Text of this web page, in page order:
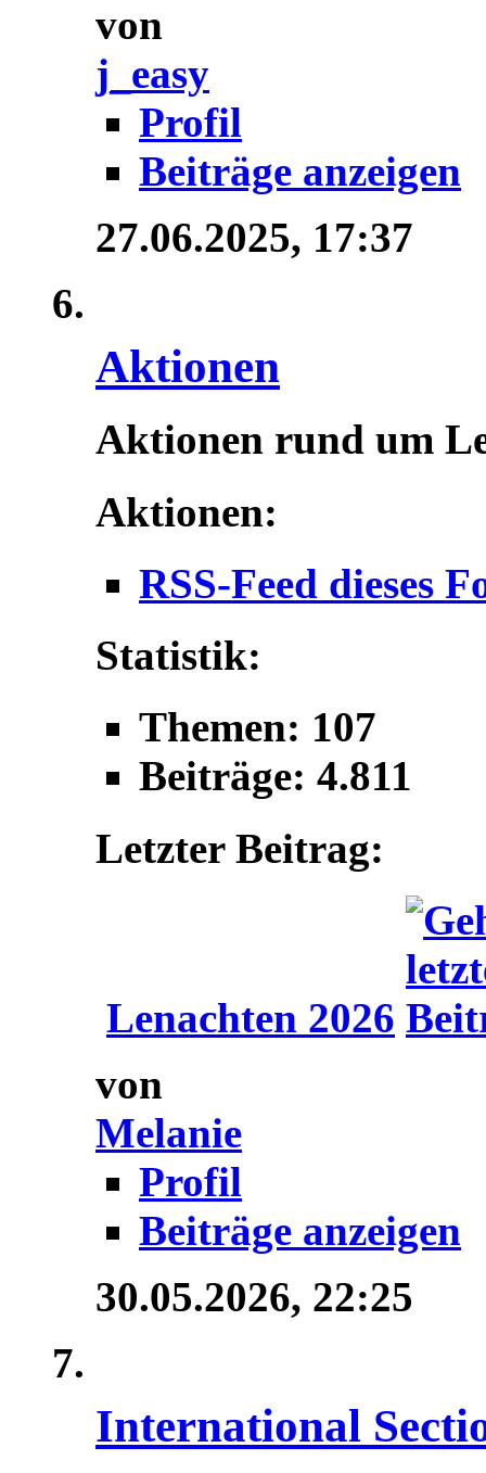
von
j_easy
Profil
Beiträge anzeigen
27.06.2025, 17:37
Aktionen
Aktionen rund um
Aktionen:
RSS-Feed dieses
Statistik:
Themen: 107
Beiträge: 4.811
Letzter Beitrag:
Lenachten 2026
von
Melanie
Profil
Beiträge anzeigen
30.05.2026, 22:25
International